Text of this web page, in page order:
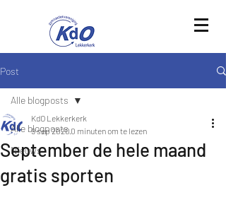
Post
Alle blogposts
Nieuws
Alle blogposts
September de hele maand
gratis sporten
KdO Lekkerkerk
9 sep 2020 0 minuten om te lezen